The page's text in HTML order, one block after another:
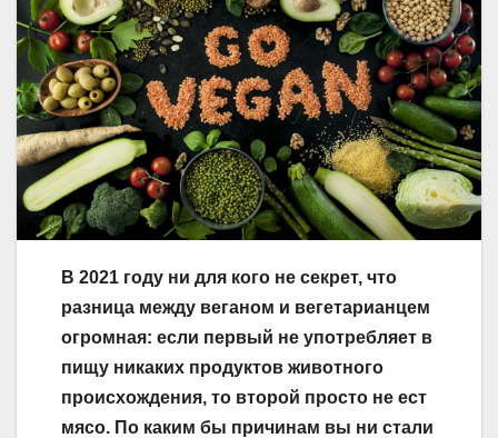
В 2021 году ни для кого не секрет, что
разница между веганом и вегетарианцем
огромная: если первый не употребляет в
пищу никаких продуктов животного
происхождения, то второй просто не ест
мясо. По каким бы причинам вы ни стали